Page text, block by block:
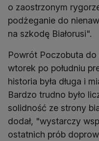
o zaostrzonym
podżeganie do
na szkodę Białorusi".
Powrót Poczobuta do
wtorek po południu
historia była długa i
Bardzo trudno było
solidność ze strony
dodał, "wystarczy
ostatnich prób